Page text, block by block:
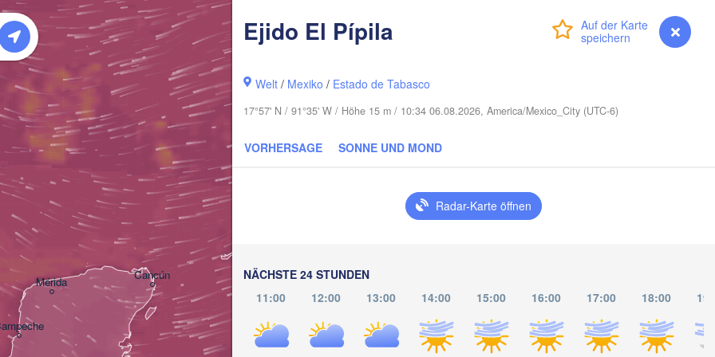
Anmelden myVentusky Vorhersage
Ejido El Pípila
Welt / Mexiko / Estado de Tabasco
17°57' N / 91°35' W / Höhe 15 m / 10:34 06.08.2026, America/Mexico_City (UTC-6)
VORHERSAGE SONNE UND MOND
Radar-Karte öffnen
NÄCHSTE 24 STUNDEN
11:00
12:00 13:00 14:00 15:00 16:00 17:00 18:00
Port Saint Lucie
Miami
Mérida Cancún
Nassau